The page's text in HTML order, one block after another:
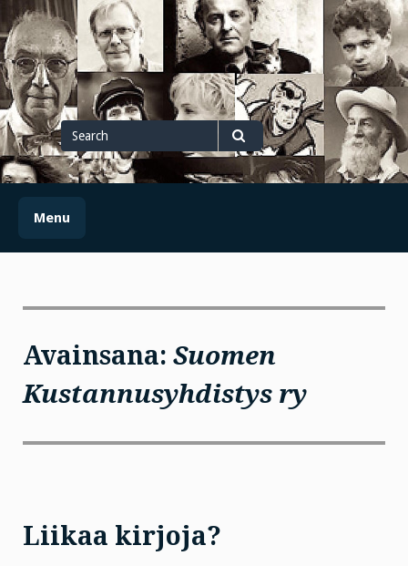
Skip
to
content
Search
for
Search
Menu
Avainsana: Suomen
Kustannusyhdistys ry
Liikaa kirjoja?